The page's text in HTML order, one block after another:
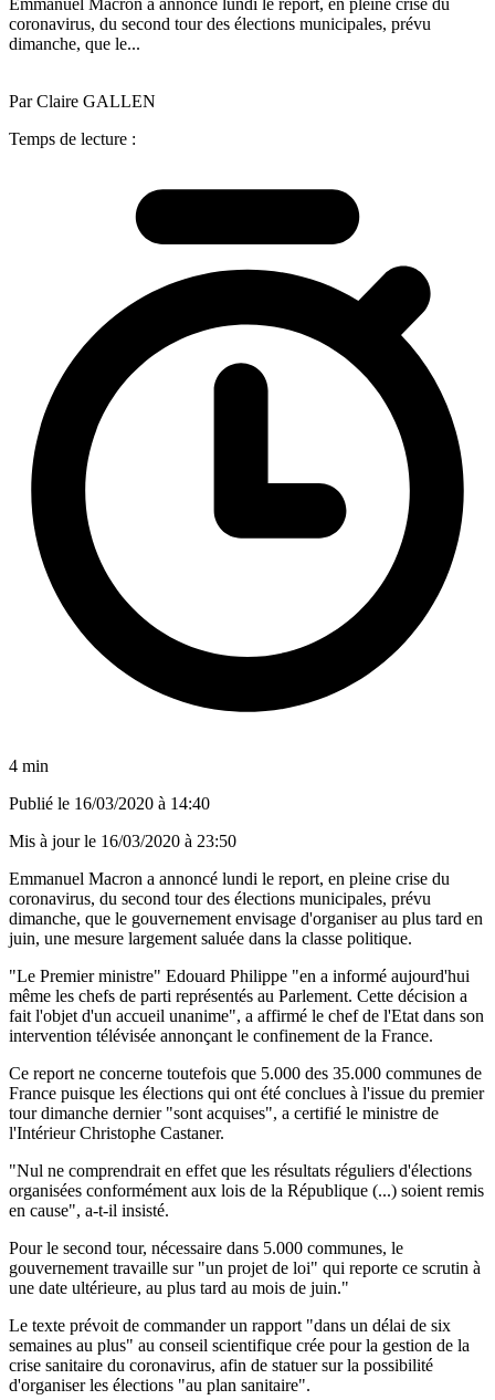
coronavirus, du second tour des élections municipales, prévu
dimanche, que le...
Par Claire GALLEN
Temps de lecture :
4 min
Publié le 16/03/2020 à 14:40
Mis à jour le 16/03/2020 à 23:50
Emmanuel Macron a annoncé lundi le report, en pleine crise du
coronavirus, du second tour des élections municipales, prévu
dimanche, que le gouvernement envisage d'organiser au plus tard en
juin, une mesure largement saluée dans la classe politique.
"Le Premier ministre" Edouard Philippe "en a informé aujourd'hui
même les chefs de parti représentés au Parlement. Cette décision a
fait l'objet d'un accueil unanime", a affirmé le chef de l'Etat dans son
intervention télévisée annonçant le confinement de la France.
Ce report ne concerne toutefois que 5.000 des 35.000 communes de
France puisque les élections qui ont été conclues à l'issue du premier
tour dimanche dernier "sont acquises", a certifié le ministre de
l'Intérieur Christophe Castaner.
"Nul ne comprendrait en effet que les résultats réguliers d'élections
organisées conformément aux lois de la République (...) soient remis
en cause", a-t-il insisté.
Pour le second tour, nécessaire dans 5.000 communes, le
gouvernement travaille sur "un projet de loi" qui reporte ce scrutin à
une date ultérieure, au plus tard au mois de juin."
Le texte prévoit de commander un rapport "dans un délai de six
semaines au plus" au conseil scientifique crée pour la gestion de la
crise sanitaire du coronavirus, afin de statuer sur la possibilité
d'organiser les élections "au plan sanitaire".